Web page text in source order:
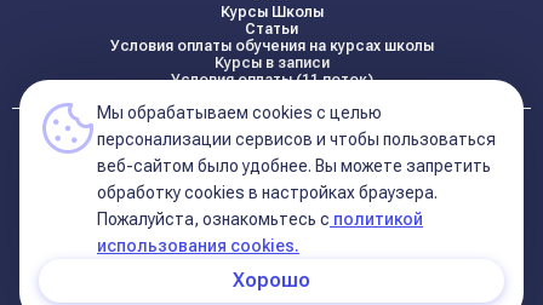
Курсы Школы
Статьи
Условия оплаты обучения на курсах школы
Курсы в записи
Условия оплаты (11 поток)
Реквизиты
Контакты
Политика конфиденциальности
Договор оферта (соглашение)
+7 495 681 02 96
11-ый Дом© 2026 Школа Астрологии
Мы обрабатываем cookies с целью
персонализации сервисов и чтобы пользоваться
веб-сайтом было удобнее. Вы можете запретить
обработку сookies в настройках браузера.
Пожалуйста, ознакомьтесь с политикой
использования cookies.
Хорошо